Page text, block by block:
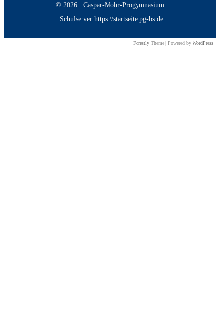
© 2026 · Caspar-Mohr-Progymnasium
Schulserver https://startseite.pg-bs.de
Forestly Theme | Powered by WordPress